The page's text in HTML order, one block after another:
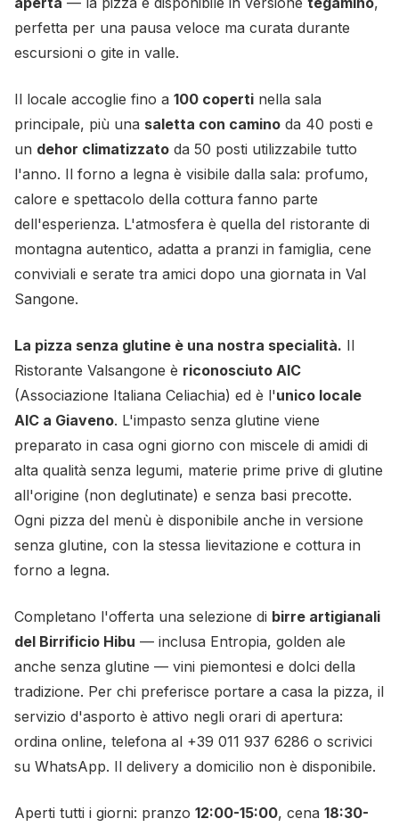
perfetta per una pausa veloce ma curata durante
escursioni o gite in valle.
Il locale accoglie fino a 100 coperti nella sala
principale, più una saletta con camino da 40 posti e
un dehor climatizzato da 50 posti utilizzabile tutto
l'anno. Il forno a legna è visibile dalla sala: profumo,
calore e spettacolo della cottura fanno parte
dell'esperienza. L'atmosfera è quella del ristorante di
montagna autentico, adatta a pranzi in famiglia, cene
conviviali e serate tra amici dopo una giornata in Val
Sangone.
La pizza senza glutine è una nostra specialità. Il
Ristorante Valsangone è riconosciuto AIC
(Associazione Italiana Celiachia) ed è l'unico locale
AIC a Giaveno. L'impasto senza glutine viene
preparato in casa ogni giorno con miscele di amidi di
alta qualità senza legumi, materie prime prive di glutine
all'origine (non deglutinate) e senza basi precotte.
Ogni pizza del menù è disponibile anche in versione
senza glutine, con la stessa lievitazione e cottura in
forno a legna.
Completano l'offerta una selezione di birre artigianali
del Birrificio Hibu — inclusa Entropia, golden ale
anche senza glutine — vini piemontesi e dolci della
tradizione. Per chi preferisce portare a casa la pizza, il
servizio d'asporto è attivo negli orari di apertura:
ordina online, telefona al +39 011 937 6286 o scrivici
su WhatsApp. Il delivery a domicilio non è disponibile.
Aperti tutti i giorni: pranzo 12:00-15:00, cena 18:30-